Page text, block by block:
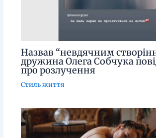
Назвав “невдячним
дружина Олега Собчука
про розлучення
Стиль життя